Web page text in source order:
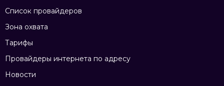
Список провайдеров
Зона охвата
Тарифы
Провайдеры интернета по адресу
Новости